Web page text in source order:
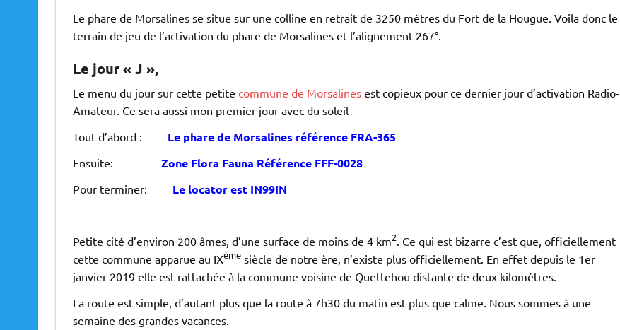
Le phare de Morsalines se situe sur une colline en retrait de 3250 mètres du Fort de la Hougue. Voila donc le
terrain de jeu de l’activation du phare de Morsalines et l’alignement 267°.
Le jour « J »,
Le menu du jour sur cette petite commune de Morsalinesest copieux pour ce dernier jour d’activation Radio-
Amateur. Ce sera aussi mon premier jour avec du soleil
Tout d’abord : Le phare de Morsalines référence FRA-365
Ensuite: Zone Flora Fauna Référence FFF-0028
Pour terminer: Le locator est IN99IN
Petite cité d’environ 200 âmes, d’une surface de moins de 4 km2. Ce qui est bizarre c’est que, officiellement
cette commune apparue au IXèmesiècle de notre ère, n’existe plus officiellement. En effet depuis le 1er
janvier 2019 elle est rattachée à la commune voisine de Quettehou distante de deux kilomètres.
La route est simple, d’autant plus que la route à 7h30 du matin est plus que calme. Nous sommes à une
semaine des grandes vacances.